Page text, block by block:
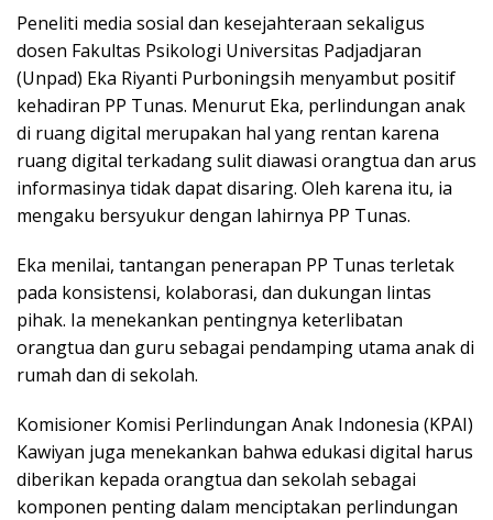
Peneliti media sosial dan kesejahteraan sekaligus
dosen Fakultas Psikologi Universitas Padjadjaran
(Unpad) Eka Riyanti Purboningsih menyambut positif
kehadiran PP Tunas. Menurut Eka, perlindungan anak
di ruang digital merupakan hal yang rentan karena
ruang digital terkadang sulit diawasi orangtua dan arus
informasinya tidak dapat disaring. Oleh karena itu, ia
mengaku bersyukur dengan lahirnya PP Tunas.
Eka menilai, tantangan penerapan PP Tunas terletak
pada konsistensi, kolaborasi, dan dukungan lintas
pihak. Ia menekankan pentingnya keterlibatan
orangtua dan guru sebagai pendamping utama anak di
rumah dan di sekolah.
Komisioner Komisi Perlindungan Anak Indonesia (KPAI)
Kawiyan juga menekankan bahwa edukasi digital harus
diberikan kepada orangtua dan sekolah sebagai
komponen penting dalam menciptakan perlindungan